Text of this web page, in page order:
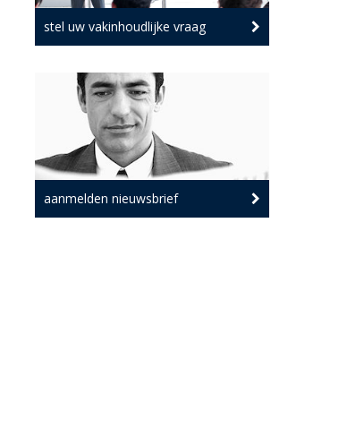
stel uw vakinhoudlijke vraag
aanmelden nieuwsbrief